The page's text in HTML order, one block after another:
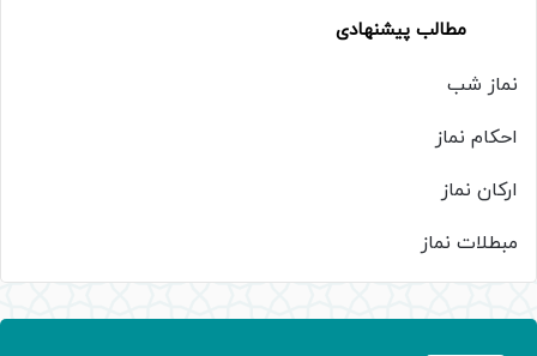
مطالب پیشنهادی
نماز شب
احکام نماز
ارکان نماز
مبطلات نماز